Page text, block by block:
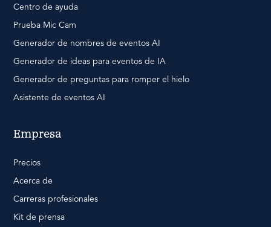
Centro de ayuda
Prueba Mic Cam
Generador de nombres de eventos AI
Generador de ideas para eventos de IA
Generador de preguntas para romper el hielo
Asistente de eventos AI
Empresa
Precios
Acerca de
Carreras profesionales
Kit de prensa